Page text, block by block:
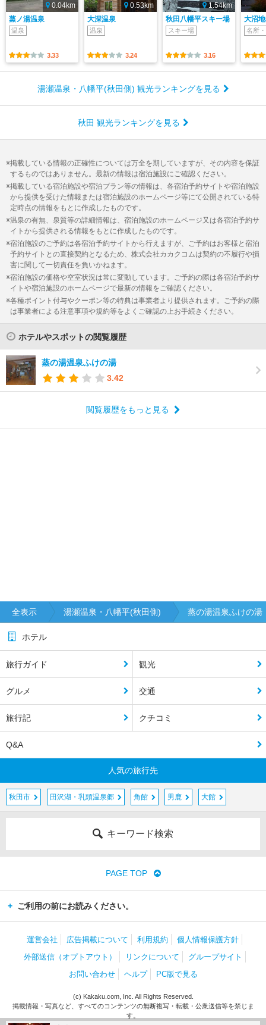
0.04km
蒸ノ湯温泉
温泉
3.33
0.53km
大深温泉
温泉
3.24
1.54km
秋田八幡平スキー場
スキー場
3.16
大沼
名所
湯瀬温泉・八幡平(秋田側) 観光ランキングを見る
秋田 観光ランキングを見る
掲載している情報の正確性については万全を期していますが、その内容を保証
するものではありません。最新の情報は宿泊施設にご確認ください。
掲載している宿泊施設や宿泊プラン等の情報は、各宿泊予約サイトや宿泊施設
から提供を受けた情報または宿泊施設のホームページ等にて公開されている特
定時点の情報をもとに作成したものです。
温泉の有無、泉質等の詳細情報は、宿泊施設のホームページ又は各宿泊予約サ
イトから提供される情報をもとに作成したものです。
宿泊施設のご予約は各宿泊予約サイトから行えますが、ご予約はお客様と宿泊
予約サイトとの直接契約となるため、株式会社カカクコムは契約の不履行や損
害に関して一切責任を負いかねます。
宿泊施設の価格や空室状況は常に変動しています。ご予約の際は各宿泊予約サ
イトや宿泊施設のホームページで最新の情報をご確認ください。
各種ポイント付与やクーポン等の特典は事業者より提供されます。ご予約の際
は事業者による注意事項や規約等をよくご確認の上お手続きください。
ホテルやスポットの閲覧履歴
蒸の湯温泉ふけの湯
3.42
閲覧履歴をもっと見る
全表示 湯瀬温泉・八幡平(秋田側) 蒸の湯温泉ふけの湯
ホテル
旅行ガイド 観光
グルメ 交通
旅行記 クチコミ
Q&A
人気の旅行先
秋田市 田沢湖・乳頭温泉郷 角館 男鹿 大館
キーワード検索
PAGE TOP
ご利用の前にお読みください。
運営会社 広告掲載について 利用規約
個人情報保護方針
外部送信（オプトアウト）
リンクについて
グループサイト
お問い合わせ
ヘルプ PC版で見る
(c) Kakaku.com, Inc. All Rights Reserved.
掲載情報・写真など、すべてのコンテンツの無断複写・転載・公衆送信等を禁じま
す。